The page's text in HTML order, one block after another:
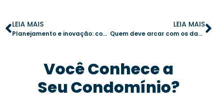
LEIA MAIS
Planejamento e inovação: como criar um jardim biodiverso no condomínio
LEIA MAIS
Quem deve arcar com os danos em áreas privativas no condomínio?
Você Conhece a
Seu Condomínio?